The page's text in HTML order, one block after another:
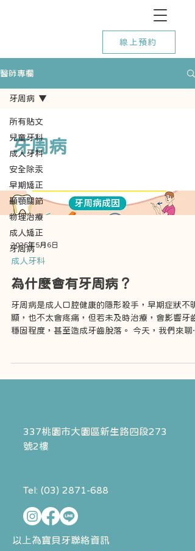
線上預約
醫師專欄
所有貼文
兒童牙科
成人牙科
安全除汞
早期矯正
顳顎關節
物理治療
成人矯正
牙周病
牙周病
牙周病
2025年5月6日
成人牙科
為什麼會有牙周病？
牙周病是成人口腔健康的隱形殺手，早期症狀不明
顯，也不太會疼痛，但若未及時治療，會影響牙齒
穩固程度，甚至造成牙齒脫落。 今天，我們來聊
337桃園市大園區新生路四段273
號2樓
Tel: (03) 2871-688
以上為寶貝牙聯絡資訊